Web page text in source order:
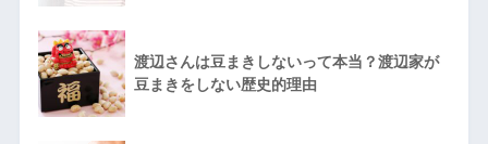
渡辺さんは豆まきしないって本当？渡辺家が
豆まきをしない歴史的理由